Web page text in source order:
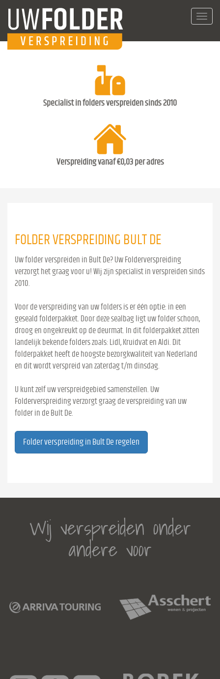
Specialist in folders verspreiden sinds 2010
Verspreiding vanaf €0,03 per adres
FOLDER VERSPREIDING BULT DE
Uw folder verspreiden in Bult De? Uw Folderverspreiding
verzorgt het graag voor u! Wij zijn specialist in verspreiden sinds
2010.
Voor de verspreiding van uw folders is er één optie: in een
geseald folderpakket. Door deze sealbag ligt uw folder schoon,
droog en ongekreukt op de deurmat. In dit folderpakket zitten
landelijk bekende folders zoals: Lidl, Kruidvat en Aldi. Dit
folderpakket heeft de hoogste bezorgkwaliteit van Nederland
en dit wordt verspreid van zaterdag t/m dinsdag.
U kunt zelf uw verspreidgebied samenstellen. Uw
Folderverspreiding verzorgt graag de verspreiding van uw
folder in de Bult De.
Folder verspreiding in Bult De regelen
Wij verspreiden onder
andere voor